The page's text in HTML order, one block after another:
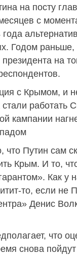
на посту
с
года
Годом раньше,
на
с Крымом, и
стали работать
кампании
что Путин сам
Крым. И то,
Как у
то, если не
Денис
что
снова